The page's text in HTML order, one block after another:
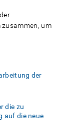
um
der
die zu
auf die neue